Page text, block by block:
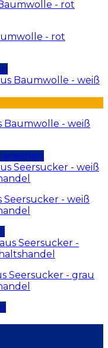
- rot
Baumwolle - weiß
Seersucker - weiß
Seersucker - grau